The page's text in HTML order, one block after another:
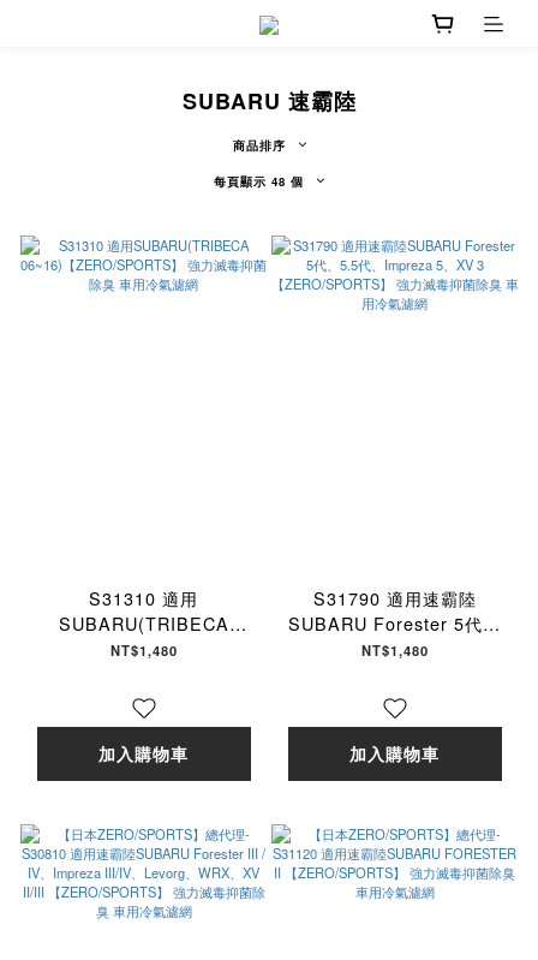
SUBARU 速霸陸
商品排序
每頁顯示 48 個
S31310 適用
SUBARU(TRIBECA
06~16)
滅毒抑菌除臭 車用冷氣濾網
NT$1,480
加入購物車
S31790 適用速霸陸
SUBARU Forester 5代、
5.5代、Impreza 5、XV 3
滅毒抑菌除臭 車用冷氣濾網
NT$1,480
加入購物車